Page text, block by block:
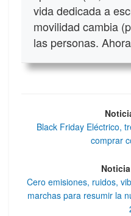
vida dedicada a
movilidad cambia
las personas.
Black Friday Eléctrico,
comprar
Cero emisiones, ruidos,
marchas para resumir la